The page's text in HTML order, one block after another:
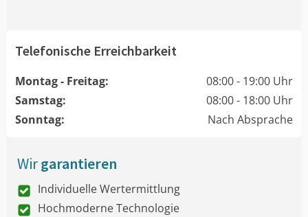
Telefonische Erreichbarkeit
Montag - Freitag:
08:00 - 19:00 Uhr
Samstag:
08:00 - 18:00 Uhr
Sonntag:
Nach Absprache
Wirgarantieren
Individuelle Wertermittlung
Hochmoderne Technologie